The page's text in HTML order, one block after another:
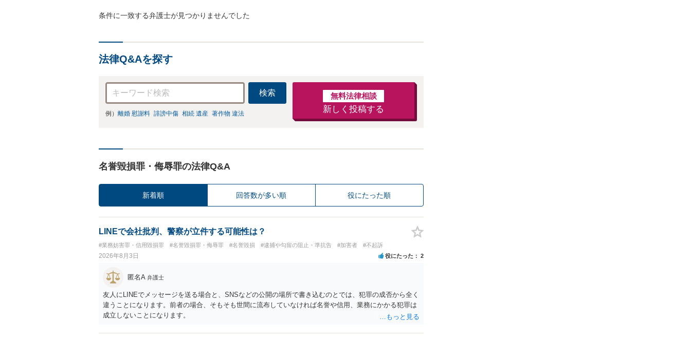
条件に一致する弁護士が見つかりませんでした
法律Q&Aを探す
検索
例） 離婚 慰謝料 誹謗中傷 相続 遺産 著作物 違法
無料法律相談
新しく投稿する
名誉毀損罪・侮辱罪の法律Q&A
新着順 回答数が多い順 役にたった順
LINEで会社批判、警察が立件する可能性は？
#業務妨害罪・信用毀損罪 #名誉毀損罪・侮辱罪 #名誉毀損 #逮捕や勾留の阻止・準抗告 #加害者 #不起訴
2026年8月3日 役にたった 2
匿名A 弁護士
友人にLINEでメッセージを送る場合と、SNSなどの公開の場所で書き込むのとでは、犯罪の成否から全く
違うことになります。前者の場合、そもそも世間に流布していなければ名誉や信用、業務にかかる犯罪は
成立しないことになります。